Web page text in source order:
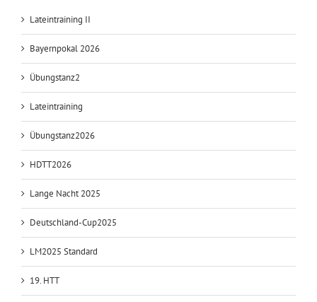
Lateintraining II
Bayernpokal 2026
Übungstanz2
Lateintraining
Übungstanz2026
HDTT2026
Lange Nacht 2025
Deutschland-Cup2025
LM2025 Standard
19. HTT